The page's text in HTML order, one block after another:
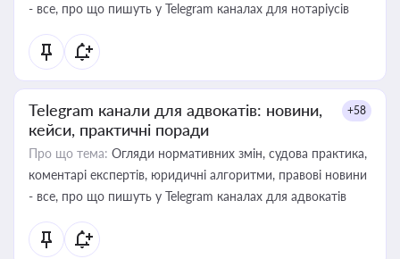
- все, про що пишуть у Telegram каналах для нотаріусів
Telegram канали для адвокатів: новини,
кейси, практичні поради
+58
Про що тема: Огляди нормативних змін, судова практика,
коментарі експертів, юридичні алгоритми, правові новини
- все, про що пишуть у Telegram каналах для адвокатів